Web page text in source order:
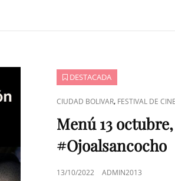
DESTACADA
ENLACES
DE
CATEGORÍAS
CIUDAD BOLIVAR, FESTIVAL DE
Menú 13 octubre,
#Ojoalsancocho
PUBLICADO
13/10/2022 ADMIN2013